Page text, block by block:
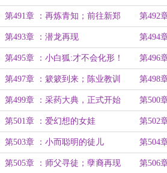
第491章 ：再炼青知；前往新郑 第492
第493章 ：潜龙再现 第494
第495章 ：小白狐:才不会化形！ 第496
第497章 ：簌簌到来；陈业教训 第498
第499章 ：采药大典，正式开始 第500
第501章 ：爱幻想的女娃 第502
第503章 ：小而聪明的徒儿 第504
第505章 ：师父寻徒；孽裔再现 第506